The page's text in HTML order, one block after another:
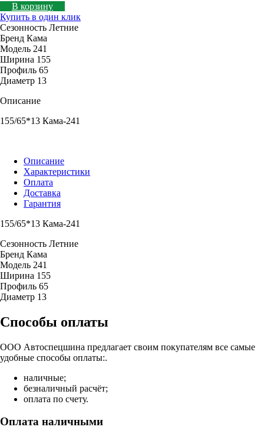
В корзину
Купить в один клик
Сезонность Летние
Бренд Кама
Модель 241
Ширина 155
Профиль 65
Диаметр 13
Описание
155/65*13 Кама-241
Описание
Характеристики
Оплата
Доставка
Гарантия
155/65*13 Кама-241
Сезонность Летние
Бренд Кама
Модель 241
Ширина 155
Профиль 65
Диаметр 13
Способы оплаты
ООО Автоспецшина предлагает своим покупателям все самые
удобные способы оплаты:.
наличные;
безналичный расчёт;
оплата по счету.
Оплата наличными